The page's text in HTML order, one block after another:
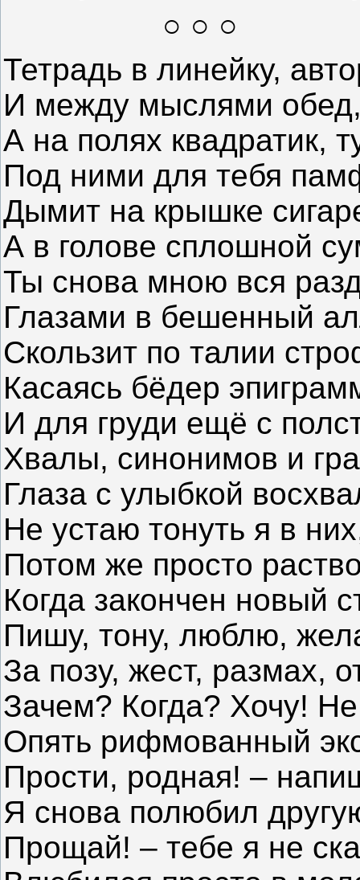
○ ○ ○
Тетрадь в линейку,
И между мыслями
А на полях квадратик,
Под ними для тебя
Дымит на крышке
А в голове сплошной
Ты снова мною вся
Глазами в бешенный
Скользит по талии
Касаясь бёдер
И для груди ещё с
Хвалы, синонимов и
Глаза с улыбкой
Не устаю тонуть я в
Потом же просто
Когда закончен новый
Пишу, тону, люблю,
За позу, жест, размах,
Зачем? Когда? Хочу!
Опять рифмованный
Прости, родная! –
Я снова полюбил
Прощай! – тебе я не